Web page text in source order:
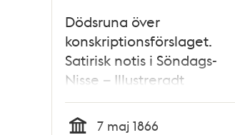
Dödsruna över
konskriptionsförslaget.
Satirisk notis i Söndags-
Nisse – Illustreradt
Veckoblad för Skämt,
Humor och Satir, nr 19,
7 maj 1866